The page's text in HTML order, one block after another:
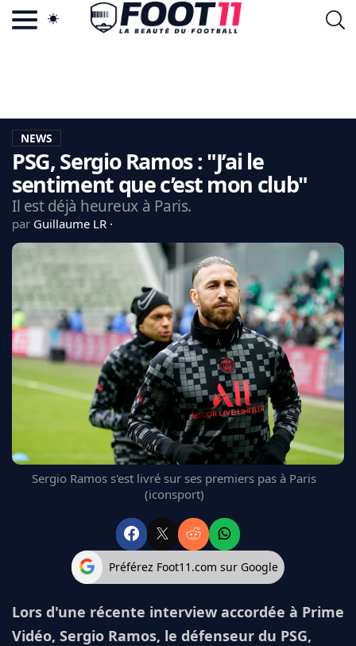
LA CHARTE
VIE PRIVÉE
CGU
CONTACTEZ-NOUS
CDM 2026
PSG
LIGUE 1
REAL MADRID
FC BARCELONE
MANCHESTER UNITED
ARSENAL
BAYERN
L'AVIS DE LA RÉDAC'
NEWS
PSG, Sergio Ramos : "J’ai le
sentiment que c’est mon club"
Il est déjà heureux à Paris.
par Guillaume LR
Sergio Ramos s'est livré sur ses premiers pas à Paris
(iconsport)
Préférez Foot11.com sur Google
Lors d'une récente interview accordée à Prime
Vidéo, Sergio Ramos, le défenseur du PSG,